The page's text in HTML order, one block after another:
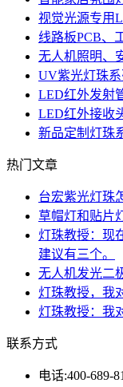
视觉光源专用
线路板PCB、
无人机照明、
UV紫光灯珠系
LED红外发射
LED红外接收
新品定制灯珠
热门文章
台宏紫光灯珠
草帽灯和贴片
灯珠教授：现
建议有三个。
无人机发光二
灯珠教授，我
灯珠教授：我
联系方式
电话:400-689-